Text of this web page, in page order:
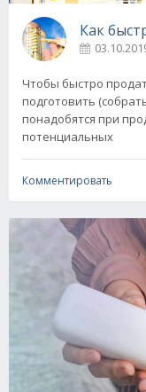
Как
Чтобы быстро
подготовить
понадобятся при
потенциальных
Комментировать